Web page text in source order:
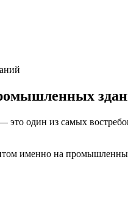
один из самых
именно на